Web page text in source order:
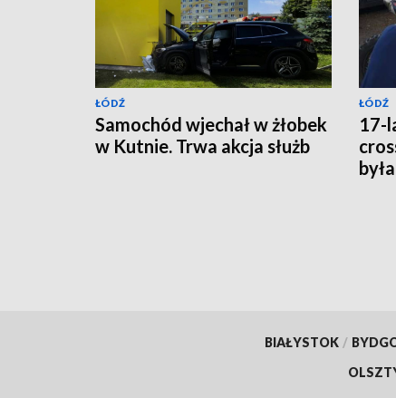
ŁÓDŹ
Samochód wjechał w żłobek
w Kutnie. Trwa akcja służb
ŁÓDŹ
17-
BIAŁYSTOK /